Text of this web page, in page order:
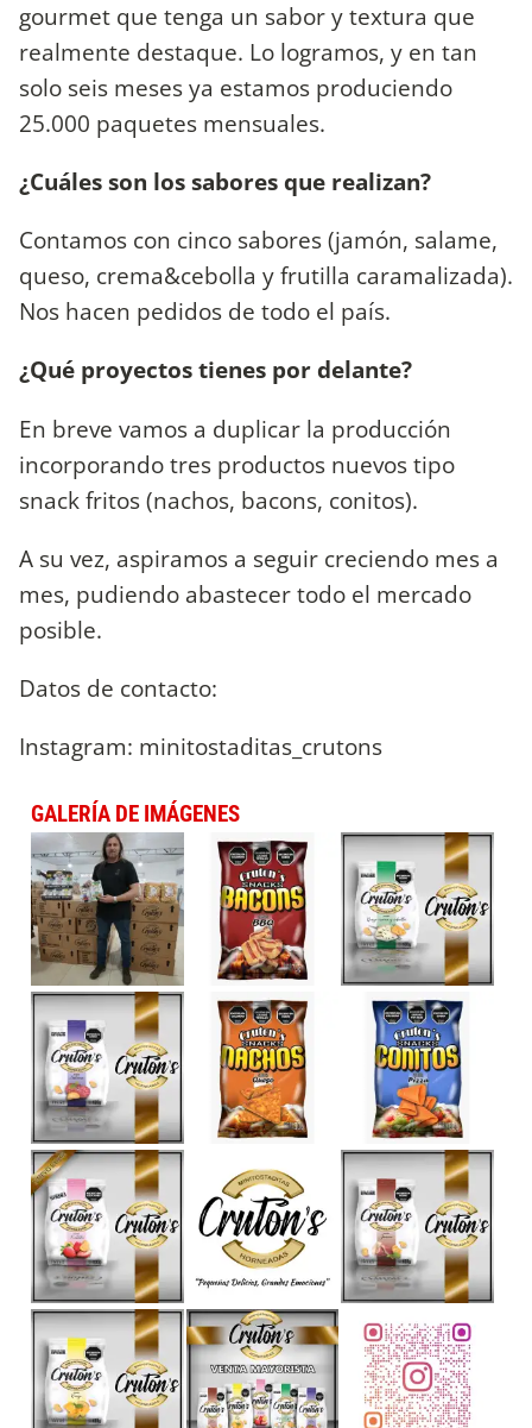
gourmet que tenga un sabor y textura que
realmente destaque. Lo logramos, y en tan
solo seis meses ya estamos produciendo
25.000 paquetes mensuales.
¿Cuáles son los sabores que realizan?
Contamos con cinco sabores (jamón, salame,
queso, crema&cebolla y frutilla caramalizada).
Nos hacen pedidos de todo el país.
¿Qué proyectos tienes por delante?
En breve vamos a duplicar la producción
incorporando tres productos nuevos tipo
snack fritos (nachos, bacons, conitos).
A su vez, aspiramos a seguir creciendo mes a
mes, pudiendo abastecer todo el mercado
posible.
Datos de contacto:
Instagram: minitostaditas_crutons
GALERÍA DE IMÁGENES